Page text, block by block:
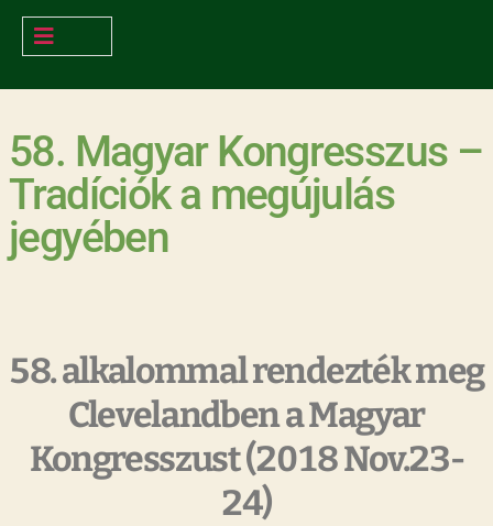
58. Magyar Kongresszus –
Tradíciók a megújulás
jegyében
58. alkalommal rendezték meg
Clevelandben a Magyar
Kongresszust (2018 Nov.23-
24)